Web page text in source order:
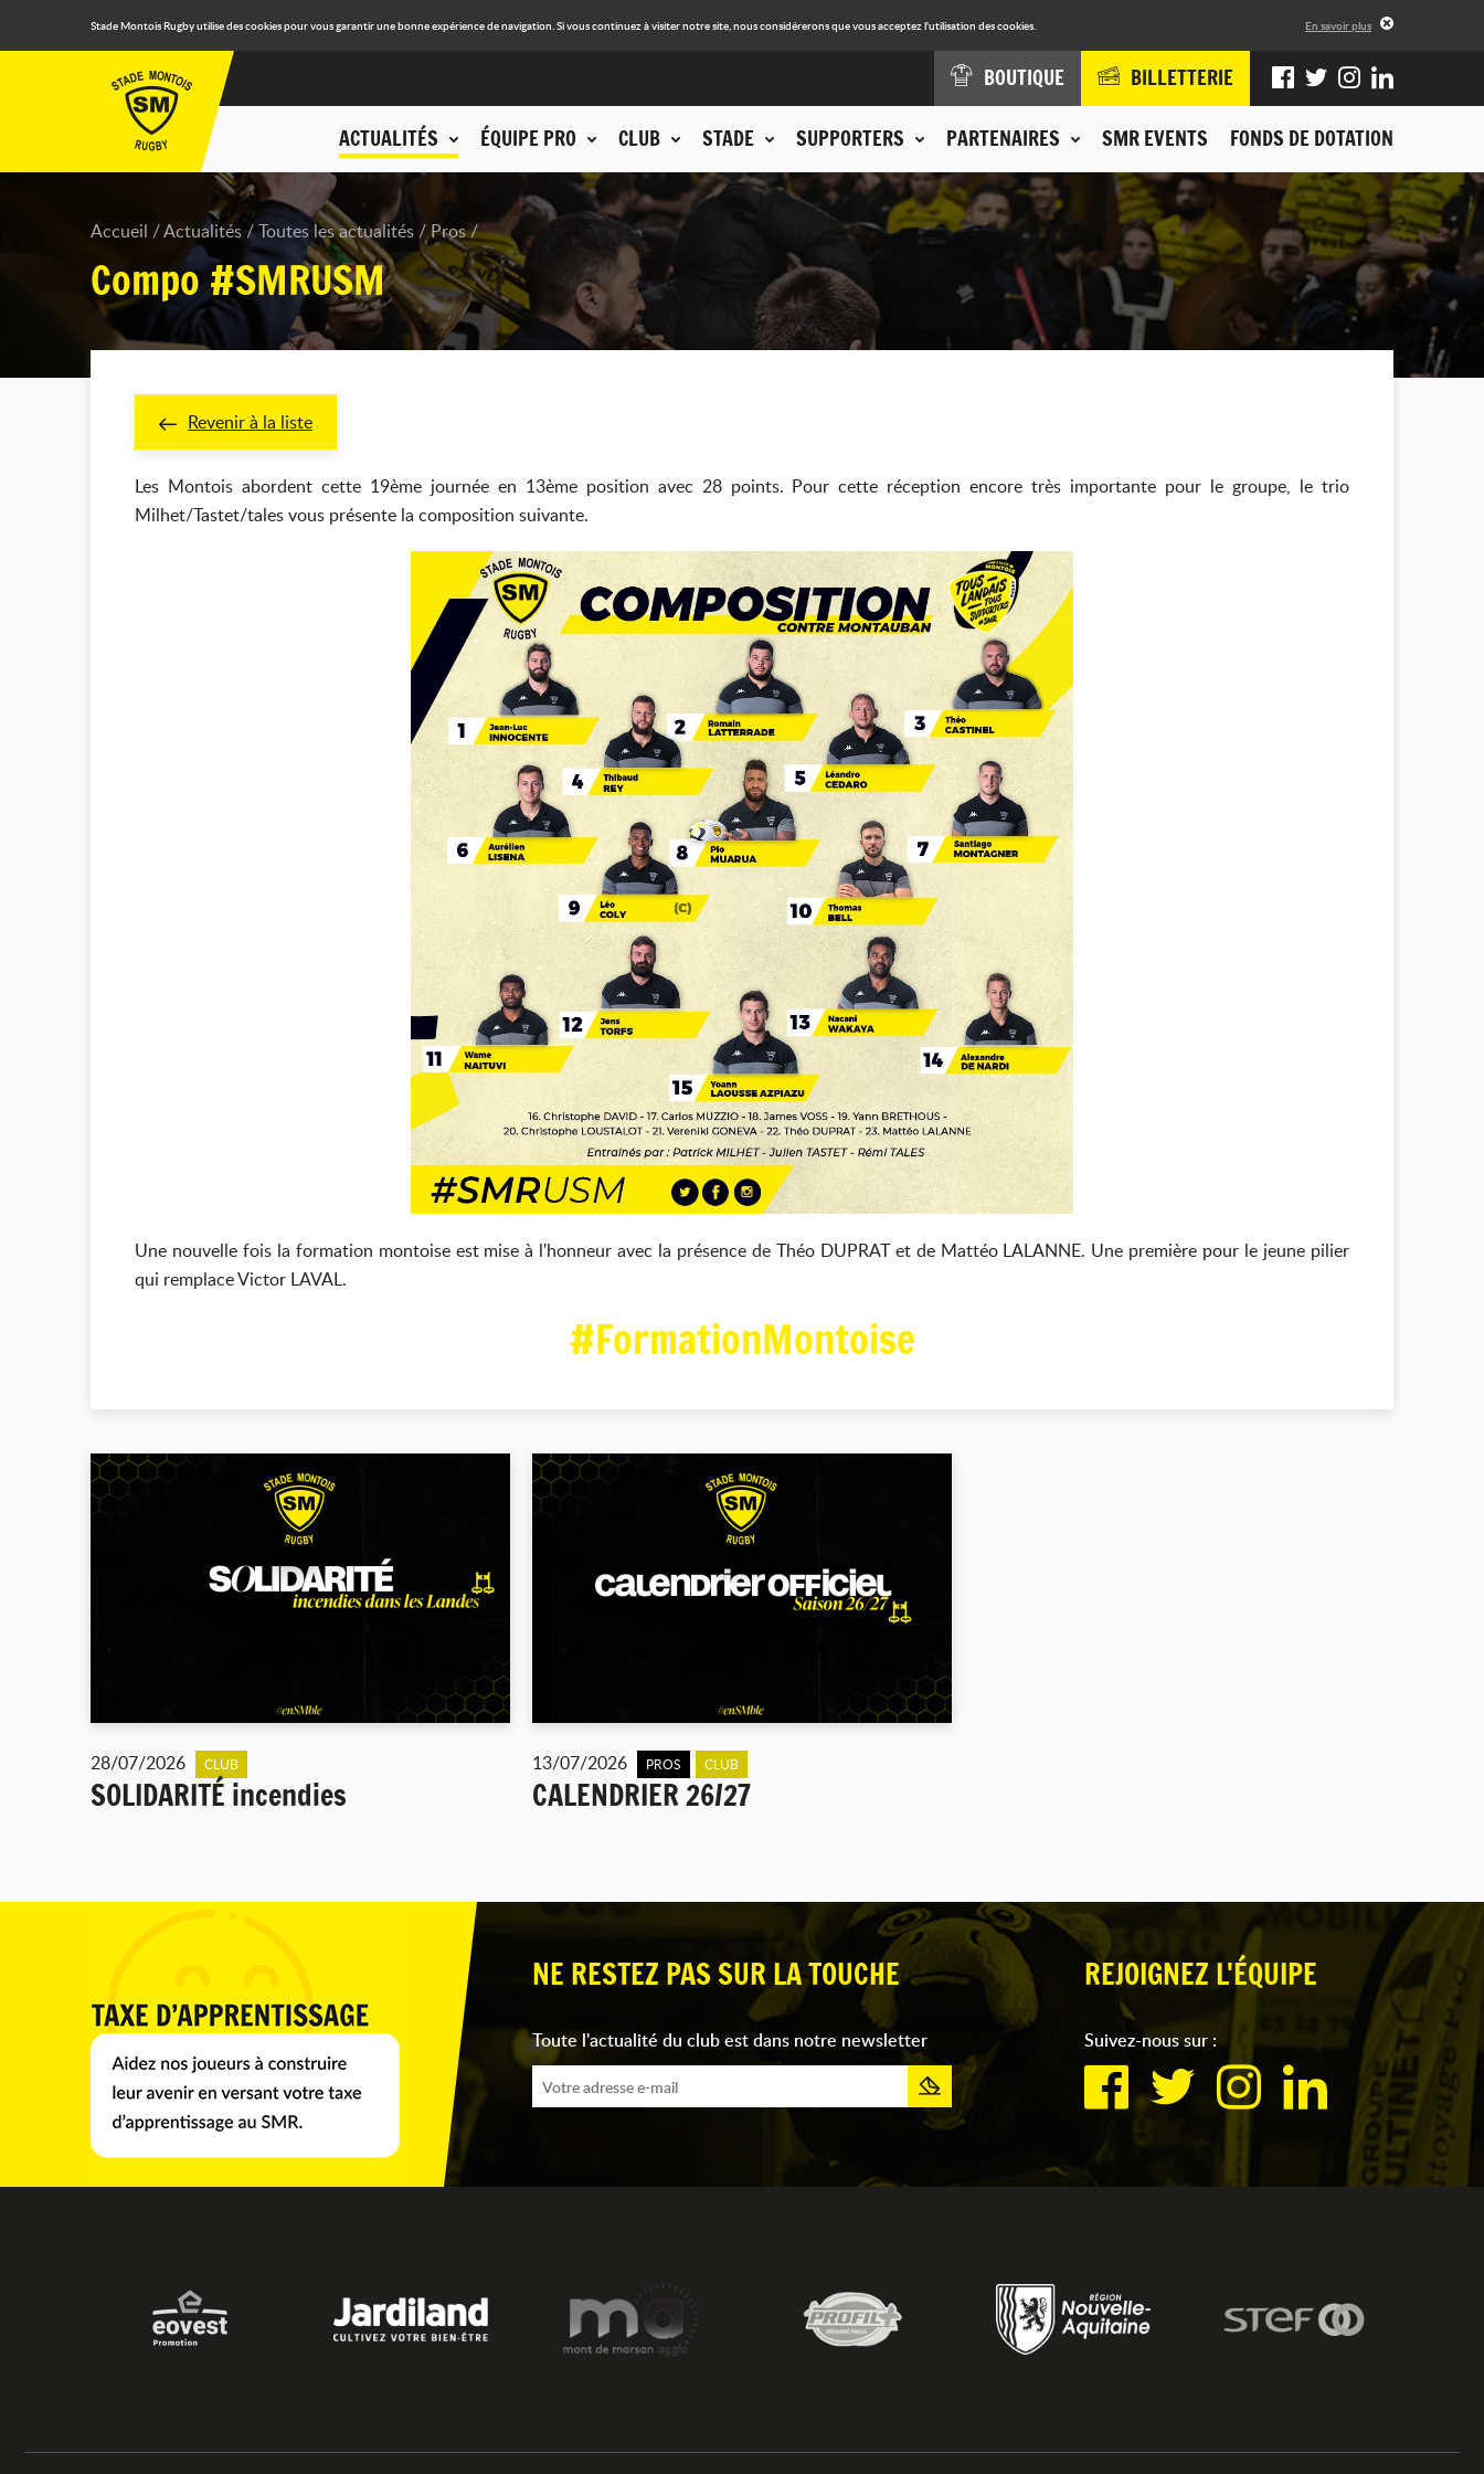
Stade Montois Rugby utilise des cookies pour vous garantir une bonne expérience de navigation. Si vous continuez à visiter notre site, nous considérerons que vous acceptez l'utilisation des cookies. En savoir plus
ACTUALITÉS ÉQUIPE PRO CLUB STADE SUPPORTERS PARTENAIRES SMR EVENTS FONDS DE DOTATION
BOUTIQUE BILLETTERIE
Accueil Actualités Toutes les actualités Pros
Compo #SMRUSM
Revenir à la liste
Les Montois abordent cette 19ème journée en 13ème position avec 28 points. Pour cette réception encore très importante pour le groupe, le trio
Milhet/Tastet/tales vous présente la composition suivante.
Une nouvelle fois la formation montoise est mise à l'honneur avec la présence de Théo DUPRAT et de Mattéo LALANNE. Une première pour le jeune pilier
qui remplace Victor LAVAL.
#FormationMontoise
28/07/2026 CLUB
SOLIDARITÉ incendies
13/07/2026 PROS CLUB
CALENDRIER 26/27
NE RESTEZ PAS SUR LA TOUCHE
Toute l'actualité du club est dans notre newsletter
REJOIGNEZ L'ÉQUIPE
Suivez-nous sur :